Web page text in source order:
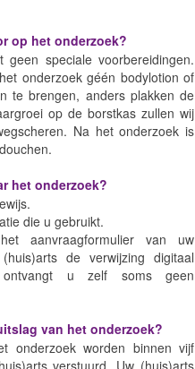
op het onderzoek?
geen speciale voorbereidingen.
onderzoek géén bodylotion of
te brengen, anders plakken de
op de borstkas zullen wij
Na het onderzoek is
het onderzoek?
die u gebruikt.
aanvraagformulier van uw
de verwijzing digitaal
ontvangt u zelf soms geen
van het onderzoek?
onderzoek worden binnen vijf